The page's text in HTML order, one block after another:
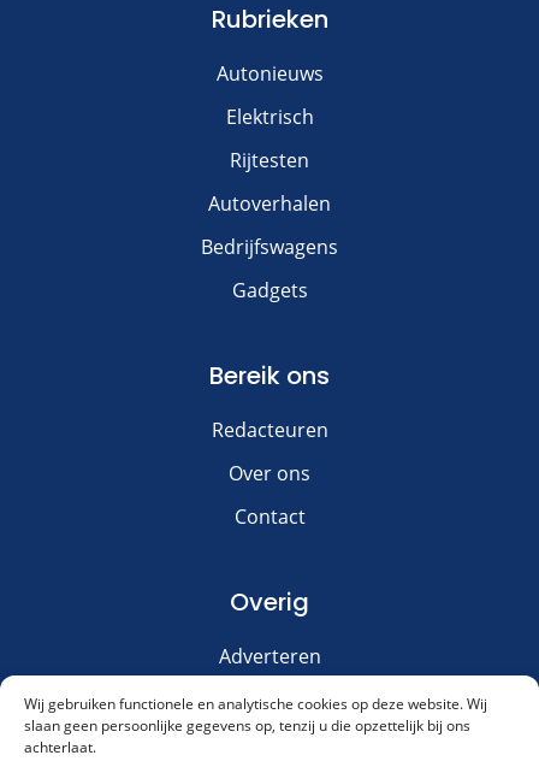
Wij gebruiken functionele en analytische cookies op deze website. Wij
slaan geen persoonlijke gegevens op, tenzij u die opzettelijk bij ons
achterlaat.
Rubrieken
Autonieuws
Elektrisch
Rijtesten
Autoverhalen
Bedrijfswagens
Gadgets
Bereik ons
Redacteuren
Over ons
Contact
Overig
Adverteren
Disclaimer
Privacy & Cookies